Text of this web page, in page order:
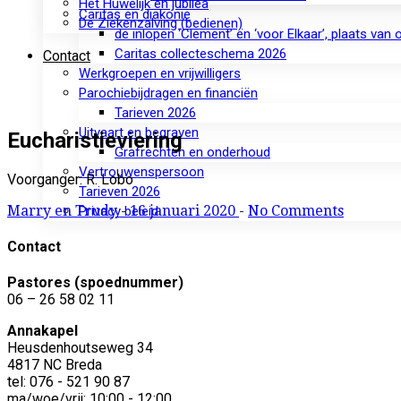
Caritas en diakonie
de inlopen ‘Clement’ en ‘voor Elkaar’, plaats
Caritas collecteschema 2026
Werkgroepen en vrijwilligers
Parochiebijdragen en financiën
Tarieven 2026
Uitvaart en begraven
Grafrechten en onderhoud
Vertrouwenspersoon
Tarieven 2026
Privacy beleid
Het Huwelijk en jubilea
De Ziekenzalving (bedienen)
Contact
Eucharistieviering
Voorganger: R. Lobo
Marry en Trudy-16 januari 2020 - No Comments
Contact
Pastores (spoednummer)
06 – 26 58 02 11
Annakapel
Heusdenhoutseweg 34
4817 NC Breda
tel: 076 - 521 90 87